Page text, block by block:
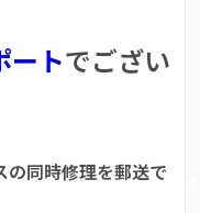
ートでござい
同時修理を郵送で